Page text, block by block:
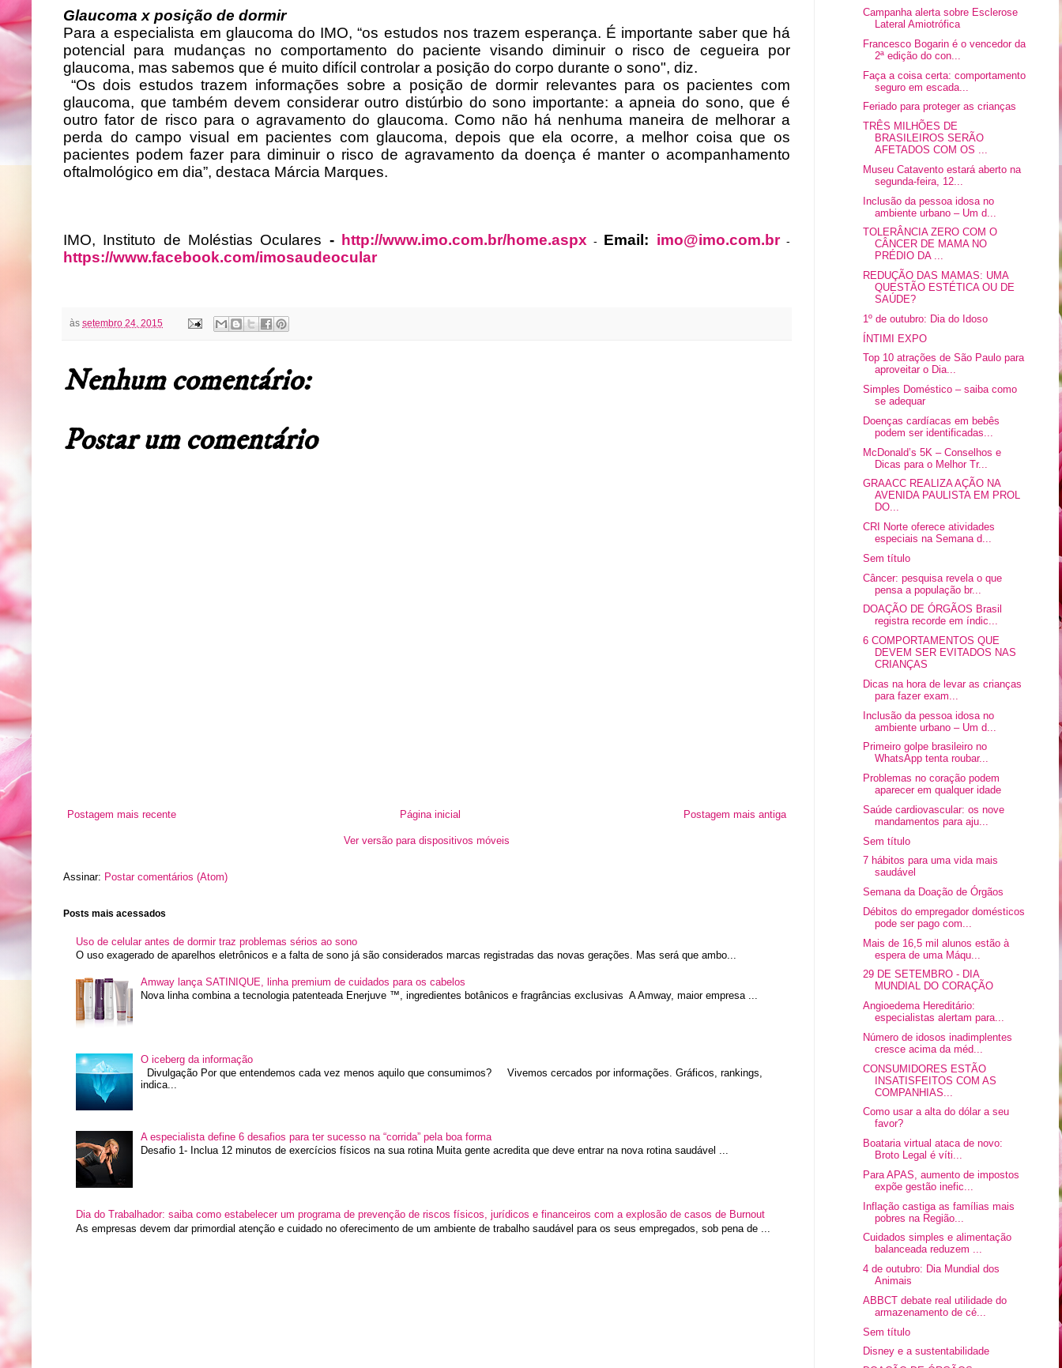
Glaucoma x posição de dormir
Para a especialista em glaucoma do IMO, “os estudos nos trazem esperança. É importante saber que há
potencial para mudanças no comportamento do paciente visando diminuir o risco de cegueira por
glaucoma, mas sabemos que é muito difícil controlar a posição do corpo durante o sono", diz.
“Os dois estudos trazem informações sobre a posição de dormir relevantes para os pacientes com
glaucoma, que também devem considerar outro distúrbio do sono importante: a apneia do sono, que é
outro fator de risco para o agravamento do glaucoma. Como não há nenhuma maneira de melhorar a
perda do campo visual em pacientes com glaucoma, depois que ela ocorre, a melhor coisa que os
pacientes podem fazer para diminuir o risco de agravamento da doença é manter o acompanhamento
oftalmológico em dia”, destaca Márcia Marques.
IMO, Instituto de Moléstias Oculares - http://www.imo.com.br/home.aspx- Email: imo@imo.com.br-
https://www.facebook.com/imosaudeocular
às setembro 24, 2015
Nenhum comentário:
Postar um comentário
Postagem mais recente Postagem mais antiga
Página inicial
Ver versão para dispositivos móveis
Assinar: Postar comentários (Atom)
Posts mais acessados
Uso de celular antes de dormir traz problemas sérios ao sono
O uso exagerado de aparelhos eletrônicos e a falta de sono já são considerados marcas registradas das novas gerações. Mas será que ambo...
Amway lança SATINIQUE, linha premium de cuidados para os cabelos
Nova linha combina a tecnologia patenteada Enerjuve ™, ingredientes botânicos e fragrâncias exclusivas A Amway, maior empresa ...
O iceberg da informação
Divulgação Por que entendemos cada vez menos aquilo que consumimos? Vivemos cercados por informações. Gráficos, rankings,
indica...
A especialista define 6 desafios para ter sucesso na “corrida” pela boa forma
Desafio 1- Inclua 12 minutos de exercícios físicos na sua rotina Muita gente acredita que deve entrar na nova rotina saudável ...
Dia do Trabalhador: saiba como estabelecer um programa de prevenção de riscos físicos, jurídicos e financeiros com a explosão de casos de Burnout
As empresas devem dar primordial atenção e cuidado no oferecimento de um ambiente de trabalho saudável para os seus empregados, sob pena de ...
Campanha alerta sobre Esclerose
Lateral Amiotrófica
Francesco Bogarin é o vencedor da
2ª edição do con...
Faça a coisa certa: comportamento
seguro em escada...
Feriado para proteger as crianças
TRÊS MILHÕES DE
BRASILEIROS SERÃO
AFETADOS COM OS ...
Museu Catavento estará aberto na
segunda-feira, 12...
Inclusão da pessoa idosa no
ambiente urbano – Um d...
TOLERÂNCIA ZERO COM O
CÂNCER DE MAMA NO
PRÉDIO DA ...
REDUÇÃO DAS MAMAS: UMA
QUESTÃO ESTÉTICA OU DE
SAÚDE?
1º de outubro: Dia do Idoso
ÍNTIMI EXPO
Top 10 atrações de São Paulo para
aproveitar o Dia...
Simples Doméstico – saiba como
se adequar
Doenças cardíacas em bebês
podem ser identificadas...
McDonald’s 5K – Conselhos e
Dicas para o Melhor Tr...
GRAACC REALIZA AÇÃO NA
AVENIDA PAULISTA EM PROL
DO...
CRI Norte oferece atividades
especiais na Semana d...
Sem título
Câncer: pesquisa revela o que
pensa a população br...
DOAÇÃO DE ÓRGÃOS Brasil
registra recorde em índic...
6 COMPORTAMENTOS QUE
DEVEM SER EVITADOS NAS
CRIANÇAS
Dicas na hora de levar as crianças
para fazer exam...
Inclusão da pessoa idosa no
ambiente urbano – Um d...
Primeiro golpe brasileiro no
WhatsApp tenta roubar...
Problemas no coração podem
aparecer em qualquer idade
Saúde cardiovascular: os nove
mandamentos para aju...
Sem título
7 hábitos para uma vida mais
saudável
Semana da Doação de Órgãos
Débitos do empregador domésticos
pode ser pago com...
Mais de 16,5 mil alunos estão à
espera de uma Máqu...
29 DE SETEMBRO - DIA
MUNDIAL DO CORAÇÃO
Angioedema Hereditário:
especialistas alertam para...
Número de idosos inadimplentes
cresce acima da méd...
CONSUMIDORES ESTÃO
INSATISFEITOS COM AS
COMPANHIAS...
Como usar a alta do dólar a seu
favor?
Boataria virtual ataca de novo:
Broto Legal é víti...
Para APAS, aumento de impostos
expõe gestão inefic...
Inflação castiga as famílias mais
pobres na Região...
Cuidados simples e alimentação
balanceada reduzem ...
4 de outubro: Dia Mundial dos
Animais
ABBCT debate real utilidade do
armazenamento de cé...
Sem título
Disney e a sustentabilidade